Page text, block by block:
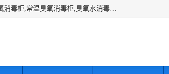
主营:医用空气消毒机，臭氧消空气毒机,循环风紫外线空气消毒机,臭氧发生器,低温烘干臭氧消毒柜,常温臭氧消毒柜,臭氧水消毒机,管道容器臭氧消毒机,内置式臭氧消毒机,外置式臭氧消毒机,床单位臭氧消毒器。医用工作服灭菌柜，医用拖鞋消毒柜,麻醉机内管路消毒机，呼吸机回路消毒机